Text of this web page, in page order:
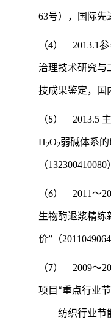
63号），国际先
（4） 2013.1参
治理技术研究与
技成果鉴定，国
（5） 2013.5
H2O2弱碱体系
（132300410080
（6） 2011～
生物酶退浆精练
价”（
（7） 2009～
项目“重点行业
——纺织行业节